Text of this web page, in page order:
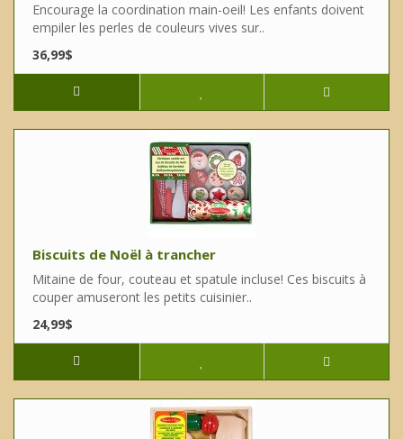
Encourage la coordination main-oeil! Les enfants doivent
empiler les perles de couleurs vives sur..
36,99$
Biscuits de Noël à trancher
Mitaine de four, couteau et spatule incluse! Ces biscuits à
couper amuseront les petits cuisinier..
24,99$